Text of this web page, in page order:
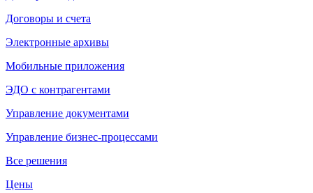
Договоры и счета
Электронные архивы
Мобильные приложения
ЭДО с контрагентами
Управление документами
Управление бизнес-процессами
Все решения
Цены